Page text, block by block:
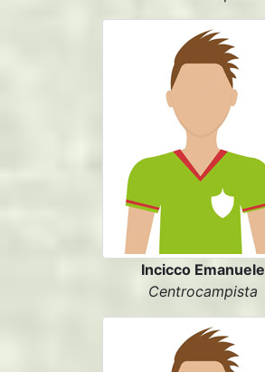
Incicco Emanuele
Centrocampista